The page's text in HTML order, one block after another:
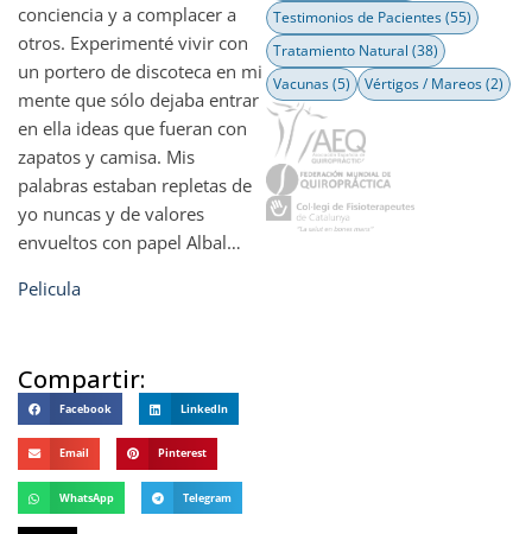
conciencia y a complacer a
otros. Experimenté vivir con
un portero de discoteca en mi
mente que sólo dejaba entrar
en ella ideas que fueran con
zapatos y camisa. Mis
palabras estaban repletas de
yo nuncas y de valores
envueltos con papel Albal…
Pelicula
Compartir:
Facebook LinkedIn
Email Pinterest
WhatsApp Telegram
Testimonios de Pacientes(55)
Tratamiento Natural (38)
Vacunas(5) Vértigos / Mareos(2)